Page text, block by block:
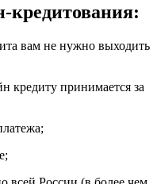
кредитования:
вам не нужно выходить
кредиту принимается за